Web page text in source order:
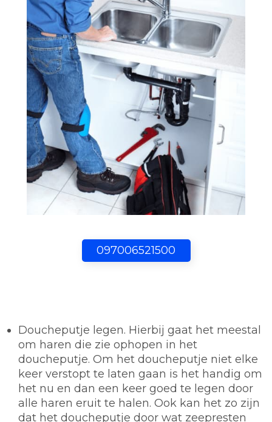
097006521500
Doucheputje legen. Hierbij gaat het meestal
om haren die zie ophopen in het
doucheputje. Om het doucheputje niet elke
keer verstopt te laten gaan is het handig om
het nu en dan een keer goed te legen door
alle haren eruit te halen. Ook kan het zo zijn
dat het doucheputje door wat zeepresten